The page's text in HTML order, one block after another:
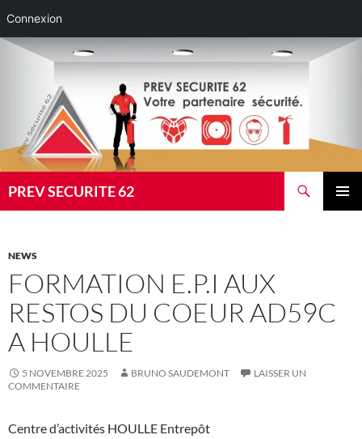
Connexion
Aller
PREV SECURITE 62
NEWS
FORMATION E.P.I AUX
RESTOS DU COEUR AD59C
A HOULLE
5 NOVEMBRE 2025 BRUNO SAUDEMONT
LAISSER UN
COMMENTAIRE
Centre d’activités HOULLE Entrepôt